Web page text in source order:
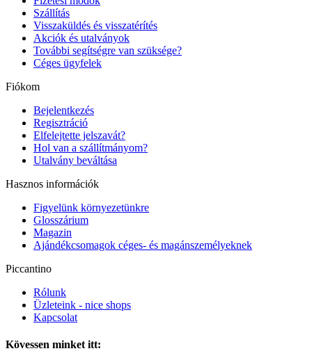
Szállítás
Visszaküldés és visszatérítés
Akciók és utalványok
További segítségre van szüksége?
Céges ügyfelek
Fiókom
Bejelentkezés
Regisztráció
Elfelejtette jelszavát?
Hol van a szállítmányom?
Utalvány beváltása
Hasznos információk
Figyelünk környezetünkre
Glosszárium
Magazin
Ajándékcsomagok céges- és magánszemélyeknek
Piccantino
Rólunk
Üzleteink - nice shops
Kapcsolat
Kövessen minket itt: